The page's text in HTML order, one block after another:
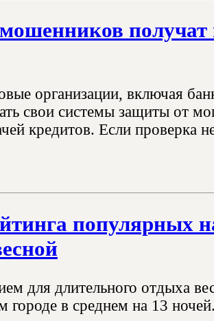
организации, включая
свои системы защиты от
кредитов. Если проверка
популярных
для длительного отдыха
городе в среднем на 13 ночей.